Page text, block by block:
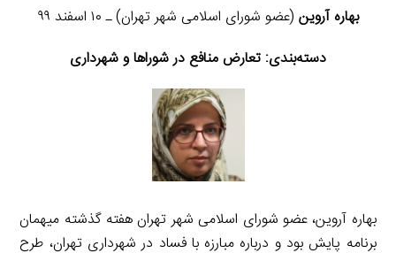
بهاره آروین (عضو شورای اسلامی شهر تهران) ـ ۱۰ اسفند ۹۹
دسته‌بندی: تعارض منافع در شوراها و شهرداری
بهاره آروین، عضو شورای اسلامی شهر تهران هفته گذشته میهمان
برنامه پایش بود و درباره مبارزه با فساد در شهرداری تهران، طرح